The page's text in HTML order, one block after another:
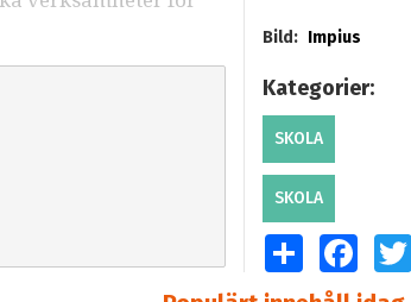
Bild: Impius
Kategorier:
SKOLA
SKOLA
SHARE